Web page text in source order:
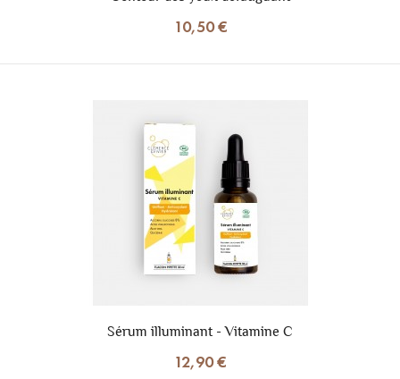
10,50 €
Sérum illuminant - Vitamine C
12,90 €